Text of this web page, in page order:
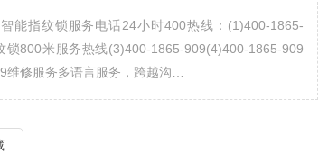
能指纹锁服务电话24小时400热线：(1)400-1865-
800米服务热线(3)400-1865-909(4)400-1865-909
修服务多语言服务，跨越沟…